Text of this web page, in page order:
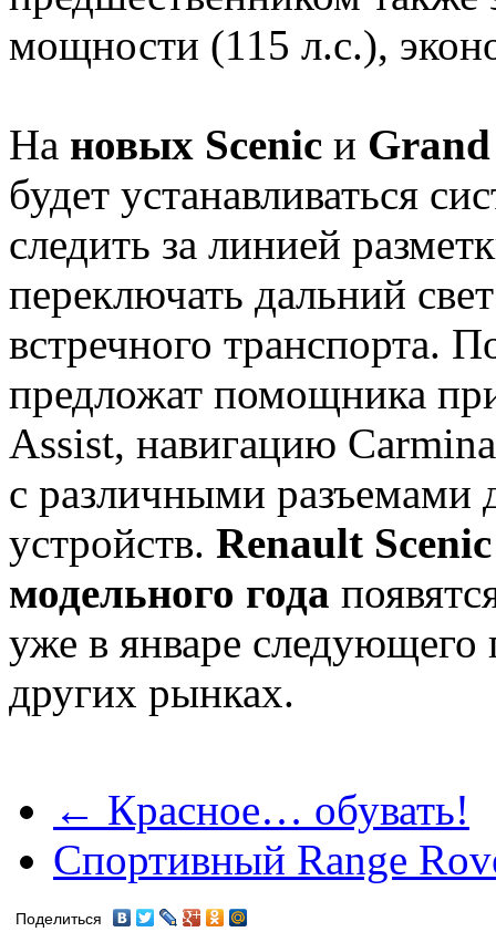
мощности (115 л.с.),
На новых Scenic и Grand
будет устанавливаться
следить за линией
переключать дальний
встречного транспорта.
предложат помощника
Assist, навигацию
с различными
устройств. Renault Scenic
модельного года
уже в январе
других рынках.
← Красное… обувать!
Спортивный Range
Поделиться